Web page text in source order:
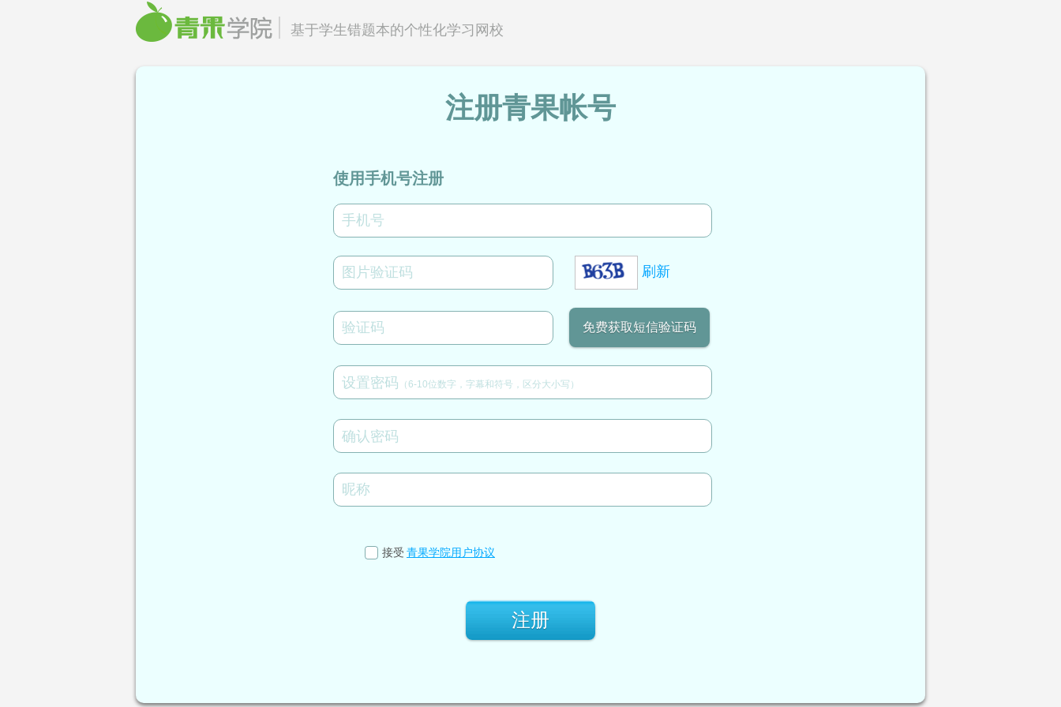
基于学生错题本的个性化学习网校
注册青果帐号
使用手机号注册
刷新
免费获取短信验证码
设置密码 （6-10位数字，字幕和符号，区分大小写）
确认密码
接受 青果学院用户协议